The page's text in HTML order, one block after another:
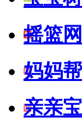
摇篮
妈妈
亲亲